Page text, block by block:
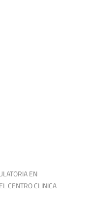
EN
CENTRO CLINICA